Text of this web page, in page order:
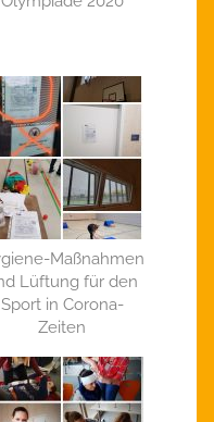
Maßnahmen
Lüftung für den
Sport in Corona-
Zeiten